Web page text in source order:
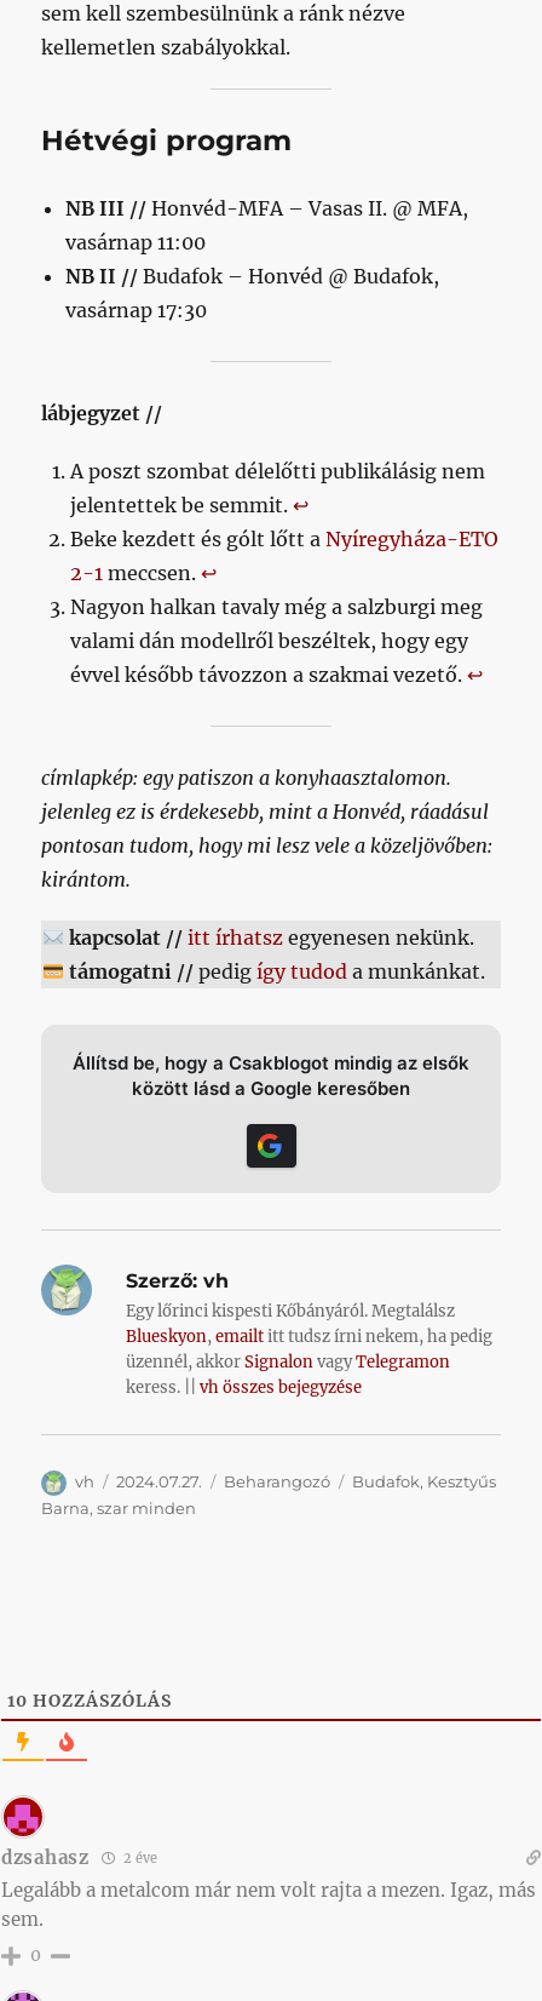
sem kell szembesülnünk a ránk nézve
kellemetlen szabályokkal.
Hétvégi program
NB III // Honvéd-MFA – Vasas II. @ MFA,
vasárnap 11:00
NB II //Budafok – Honvéd @ Budafok,
vasárnap 17:30
lábjegyzet //
A poszt szombat délelőtti publikálásig nem
jelentettek be semmit.↩︎
Beke kezdett és gólt lőtt aNyíregyháza-ETO
2-1 meccsen.↩︎
Nagyon halkan tavaly még a salzburgi meg
valami dán modellről beszéltek, hogy egy
évvel később távozzon a szakmai vezető.↩︎
címlapkép: egy patiszon a konyhaasztalomon.
jelenleg ez is érdekesebb, mint a Honvéd, ráadásul
pontosan tudom, hogy mi lesz vele a közeljövőben:
kirántom.
kapcsolat // itt írhatszegyenesen nekünk.
támogatni //pedig így tudoda munkánkat.
Állítsd be, hogy a Csakblogot mindig az elsők
között lásd a Google keresőben
Szerző: vh
Egy lőrinci kispesti Kőbányáról. Megtalálsz
Blueskyon,emailtitt tudsz írni nekem, ha pedig
üzennél, akkorSignalonvagyTelegramon
keress. ||vh összes bejegyzése
Szerző
vh Közzétéve
2024.07.27. Kategória
Beharangozó Címke
Budafok, Kesztyűs
Barna,szar minden
10 HOZZÁSZÓLÁS
dzsahasz 2 éve
Legalább a metalcom már nem volt rajta a mezen. Igaz, más
sem.
0